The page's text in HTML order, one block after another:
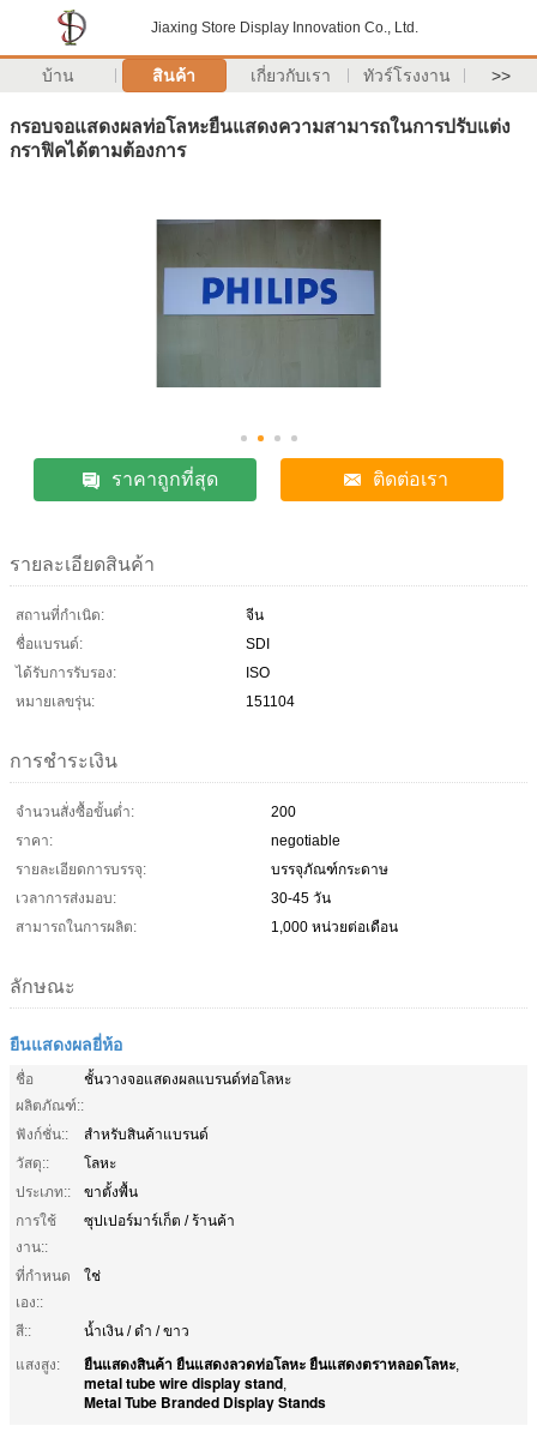
Jiaxing Store Display Innovation Co., Ltd.
บ้าน สินค้า เกี่ยวกับเรา ทัวร์โรงงาน >>
กรอบจอแสดงผลท่อโลหะยืนแสดงความสามารถในการปรับแต่ง
กราฟิคได้ตามต้องการ
ราคาถูกที่สุด ติดต่อเรา
รายละเอียดสินค้า
สถานที่กำเนิด:
จีน
ชื่อแบรนด์:
SDI
ได้รับการรับรอง:
ISO
หมายเลขรุ่น:
151104
การชำระเงิน
จำนวนสั่งซื้อขั้นต่ำ:
200
ราคา:
negotiable
รายละเอียดการบรรจุ:
บรรจุภัณฑ์กระดาษ
เวลาการส่งมอบ:
30-45 วัน
สามารถในการผลิต:
1,000 หน่วยต่อเดือน
ลักษณะ
ยืนแสดงผลยี่ห้อ
ชื่อ
ผลิตภัณฑ์::
ชั้นวางจอแสดงผลแบรนด์ท่อโลหะ
ฟังก์ชั่น::
สำหรับสินค้าแบรนด์
วัสดุ::
โลหะ
ประเภท::
ขาตั้งพื้น
การใช้
งาน::
ซุปเปอร์มาร์เก็ต / ร้านค้า
ที่กำหนด
เอง::
ใช่
สี::
น้ำเงิน / ดำ / ขาว
แสงสูง:
ยืนแสดงสินค้า ยืนแสดงลวดท่อโลหะ ยืนแสดงตราหลอดโลหะ,
metal tube wire display stand,
Metal Tube Branded Display Stands